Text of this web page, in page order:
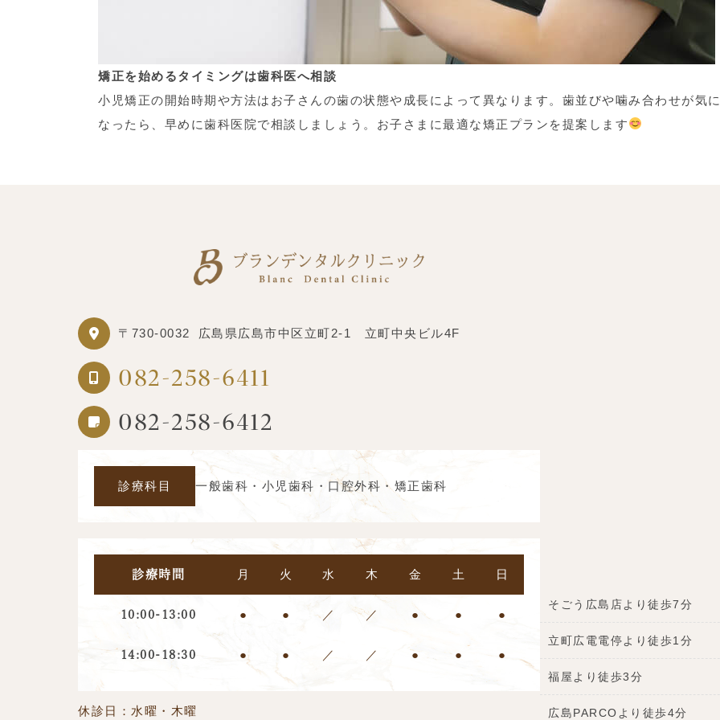
矯正を始めるタイミングは歯科医へ相談
小児矯正の開始時期や方法はお子さんの歯の状態や成長によって異なります。歯並びや噛み合わせが気に
なったら、早めに歯科医院で相談しましょう。お子さまに最適な矯正プランを提案します
〒730-0032 広島県広島市中区立町2-1 立町中央ビル4F
082-258-6411
082-258-6412
診療科目 一般歯科・小児歯科・口腔外科・矯正歯科
診療時間 月 火 水 木 金 土 日
10:00-13:00 ● ● ／ ／ ● ● ●
14:00-18:30 ● ● ／ ／ ● ● ●
休診日：水曜・木曜
そごう広島店より徒歩7分
立町広電電停より徒歩1分
福屋より徒歩3分
広島PARCOより徒歩4分